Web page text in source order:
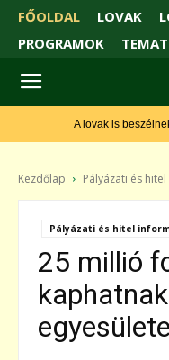
FŐOLDAL LOVAK
PROGRAMOK
A lovak is
Kezdőlap Pályázati és
Pályázati és hitel
25 millió